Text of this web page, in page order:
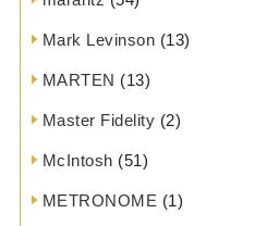
Mark Levinson (13)
MARTEN (13)
Master Fidelity (2)
McIntosh (51)
METRONOME (1)